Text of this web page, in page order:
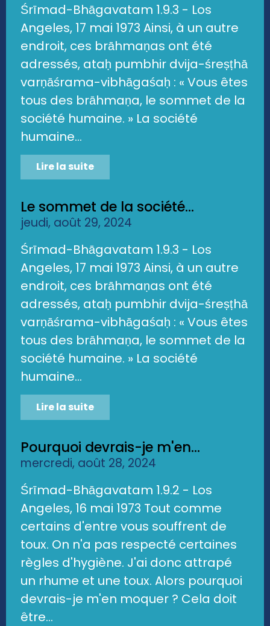
Śrīmad-Bhāgavatam 1.9.3 - Los
Angeles, 17 mai 1973 Ainsi, à un autre
endroit, ces brāhmaṇas ont été
adressés, ataḥ pumbhir dvija-śreṣṭhā
varṇāśrama-vibhāgaśaḥ : « Vous êtes
tous des brāhmaṇa, le sommet de la
société humaine. » La société
humaine...
Lire la suite
Le sommet de la société...
jeudi, août 29, 2024
Śrīmad-Bhāgavatam 1.9.3 - Los
Angeles, 17 mai 1973 Ainsi, à un autre
endroit, ces brāhmaṇas ont été
adressés, ataḥ pumbhir dvija-śreṣṭhā
varṇāśrama-vibhāgaśaḥ : « Vous êtes
tous des brāhmaṇa, le sommet de la
société humaine. » La société
humaine...
Lire la suite
Pourquoi devrais-je m'en...
mercredi, août 28, 2024
Śrīmad-Bhāgavatam 1.9.2 - Los
Angeles, 16 mai 1973 Tout comme
certains d'entre vous souffrent de
toux. On n'a pas respecté certaines
règles d'hygiène. J'ai donc attrapé
un rhume et une toux. Alors pourquoi
devrais-je m'en moquer ? Cela doit
être...